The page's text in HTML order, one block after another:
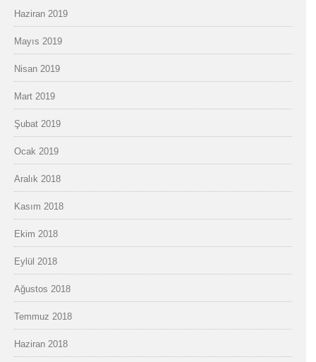
Haziran 2019
Mayıs 2019
Nisan 2019
Mart 2019
Şubat 2019
Ocak 2019
Aralık 2018
Kasım 2018
Ekim 2018
Eylül 2018
Ağustos 2018
Temmuz 2018
Haziran 2018